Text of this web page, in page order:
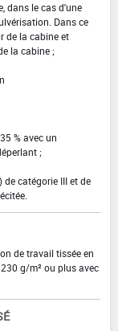
dans le cas d'une
Dans ce
de la cabine et
la cabine ;
% avec un
;
catégorie III et de
de travail tissée en
g/m² ou plus avec